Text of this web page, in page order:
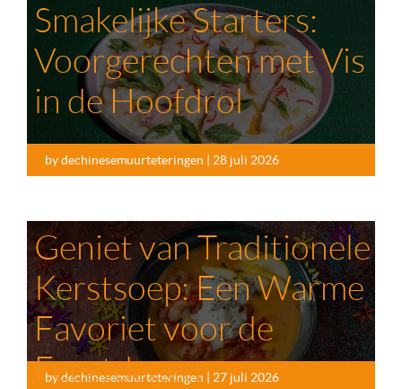
by dechinesemuurteteringen | 28 juli 2026
Smakelijke Starters:
Voorgerechten met Vis
in de Hoofdrol
by dechinesemuurteteringen | 27 juli 2026
Geniet van Traditionele
Kerstsoep: Een Warme
Favoriet voor de
Feestdagen